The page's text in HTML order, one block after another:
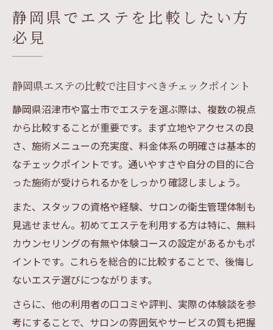
静岡県でエステを比較したい方
必見
静岡県エステの比較で注目すべきチェックポイント
静岡県沼津市や富士市でエステを選ぶ際は、複数の視点
から比較することが重要です。まず立地やアクセスの良
さ、施術メニューの充実度、料金体系の明確さは基本的
なチェックポイントです。通いやすさや自分の目的に合
った施術が受けられるかをしっかり確認しましょう。
また、スタッフの資格や経験、サロンの衛生管理体制も
見逃せません。初めてエステを利用する方は特に、無料
カウンセリングの有無や体験コースの設定があるかもポ
イントです。これらを総合的に比較することで、後悔し
ないエステ選びにつながります。
さらに、他の利用者の口コミや評判、実際の体験談を参
考にすることで、サロンの雰囲気やサービスの質も把握